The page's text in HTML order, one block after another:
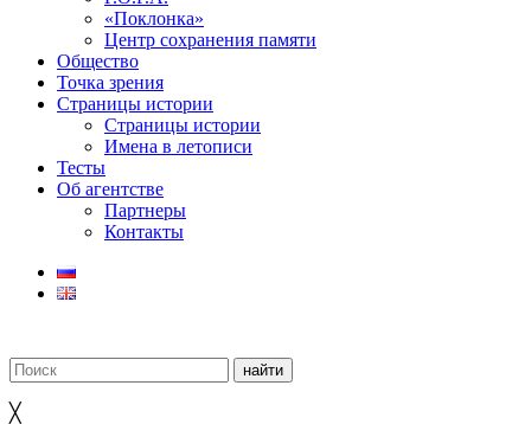
«Поклонка»
Центр сохранения памяти
Общество
Точка зрения
Страницы истории
Страницы истории
Имена в летописи
Тесты
Об агентстве
Партнеры
Контакты
╳